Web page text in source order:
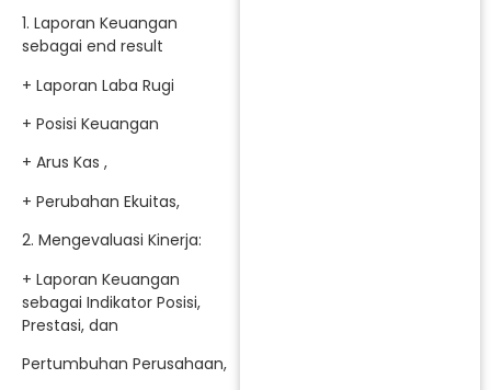
1. Laporan Keuangan
sebagai end result
+ Laporan Laba Rugi
+ Posisi Keuangan
+ Arus Kas ,
+ Perubahan Ekuitas,
2. Mengevaluasi Kinerja:
+ Laporan Keuangan
sebagai Indikator Posisi,
Prestasi, dan
Pertumbuhan Perusahaan,